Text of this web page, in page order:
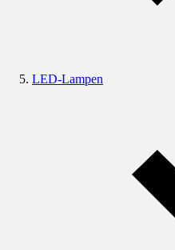
LED-Lampen